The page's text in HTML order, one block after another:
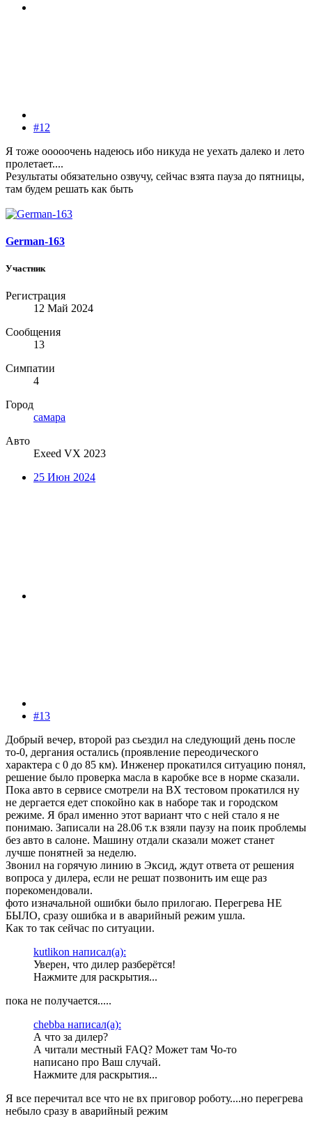
#12
Я тоже ооооочень надеюсь ибо никуда не уехать далеко и лето
пролетает....
Результаты обязательно озвучу, сейчас взята пауза до пятницы,
там будем решать как быть
German-163
Участник
Регистрация
12 Май 2024
Сообщения
13
Симпатии
4
Город
самара
Авто
Exeed VX 2023
25 Июн 2024
#13
Добрый вечер, второй раз сьездил на следующий день после
то-0, дергания остались (проявление переодического
характера с 0 до 85 км). Инженер прокатился ситуацию понял,
решение было проверка масла в каробке все в норме сказали.
Пока авто в сервисе смотрели на ВХ тестовом прокатился ну
не дергается едет спокойно как в наборе так и городском
режиме. Я брал именно этот вариант что с ней стало я не
понимаю. Записали на 28.06 т.к взяли паузу на поик проблемы
без авто в салоне. Машину отдали сказали может станет
лучше понятней за неделю.
Звонил на горячую линию в Эксид, ждут ответа от решения
вопроса у дилера, если не решат позвонить им еще раз
порекомендовали.
фото изначальной ошибки было прилогаю. Перегрева НЕ
БЫЛО, сразу ошибка и в аварийный режим ушла.
Как то так сейчас по ситуации.
kutlikon написал(а):
Уверен, что дилер разберётся!
Нажмите для раскрытия...
пока не получается.....
chebba написал(а):
А что за дилер?
А читали местный FAQ? Может там Чо-то
написано про Ваш случай.
Нажмите для раскрытия...
Я все перечитал все что не вх приговор роботу....но перегрева
небыло сразу в аварийный режим